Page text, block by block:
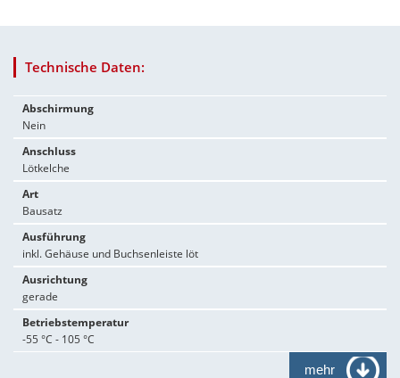
Technische Daten:
Abschirmung
Nein
Anschluss
Lötkelche
Art
Bausatz
Ausführung
inkl. Gehäuse und Buchsenleiste löt
Ausrichtung
gerade
Betriebstemperatur
-55 °C - 105 °C
mehr